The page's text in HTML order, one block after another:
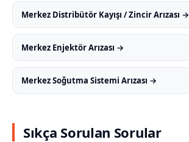
Merkez Distribütör Kayışı / Zincir Arızası →
Merkez Enjektör Arızası →
Merkez Soğutma Sistemi Arızası →
Sıkça Sorulan Sorular